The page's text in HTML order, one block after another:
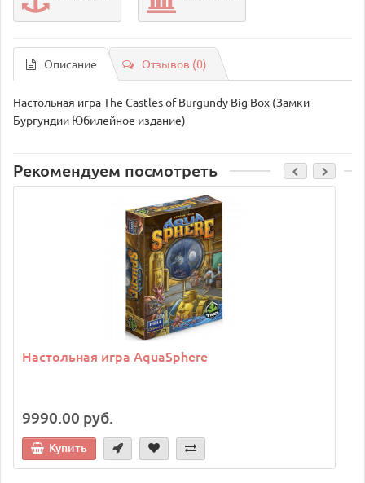
Описание Отзывов (0)
Настольная игра The Castles of Burgundy Big Box (Замки
Бургундии Юбилейное издание)
Рекомендуем посмотреть
Настольная игра AquaSphere
9990.00 руб.
Купить